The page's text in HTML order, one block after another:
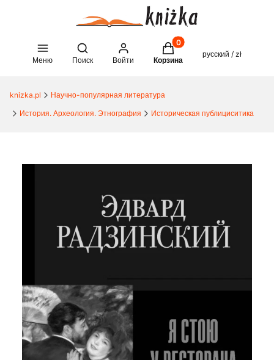
Меню
Open search engine
Поиск Войти
Товары в корзине: 0.
Корзина
русский / zł
knizka.pl
Научно-популярная литература
История. Археология. Этнография
Историческая публициситика